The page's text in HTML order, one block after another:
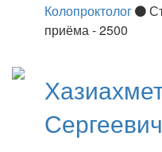
Колопроктолог
приёма - 2500
Сергеевич